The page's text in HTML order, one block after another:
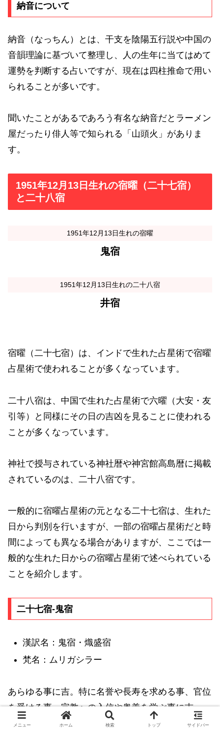
納音について
納音（なっちん）とは、干支を陰陽五行説や中国の
音韻理論に基づいて整理し、人の生年に当てはめて
運勢を判断する占いですが、現在は四柱推命で用い
られることが多いです。
聞いたことがあるであろう有名な納音だとラーメン
屋だったり俳人等で知られる「山頭火」がありま
す。
1951年12月13日生れの宿曜（二十七宿）
と二十八宿
1951年12月13日生れの宿曜
鬼宿
1951年12月13日生れの二十八宿
井宿
宿曜（二十七宿）は、インドで生れた占星術で宿曜
占星術で使われることが多くなっています。
二十八宿は、中国で生れた占星術で六曜（大安・友
引等）と同様にその日の吉凶を見ることに使われる
ことが多くなっています。
神社で授与されている神社暦や神宮館高島暦に掲載
されているのは、二十八宿です。
一般的に宿曜占星術の元となる二十七宿は、生れた
日から判別を行いますが、一部の宿曜占星術だと時
間によっても異なる場合がありますが、ここでは一
般的な生れた日からの宿曜占星術で述べられている
ことを紹介します。
二十七宿-鬼宿
漢訳名：鬼宿・熾盛宿
梵名：ムリガシラー
あらゆる事に吉。特に名誉や長寿を求める事、官位
を受ける事、宗教への入信や奥義を学ぶ事に吉。
メニュー ホーム 検索 トップ サイドバー